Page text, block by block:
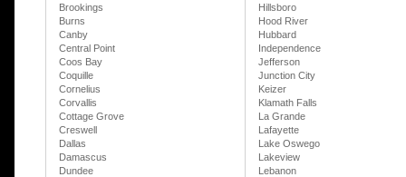
Brookings
Hillsboro
Burns
Hood River
Canby
Hubbard
Central Point
Independence
Coos Bay
Jefferson
Coquille
Junction City
Cornelius
Keizer
Corvallis
Klamath Falls
Cottage Grove
La Grande
Creswell
Lafayette
Dallas
Lake Oswego
Damascus
Lakeview
Dundee
Lebanon